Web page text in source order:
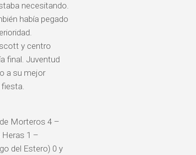
necesitando.
había pegado
y centro
final. Juventud
a su mejor
fiesta.
Morteros 4 –
Heras 1 –
del Estero) 0 y